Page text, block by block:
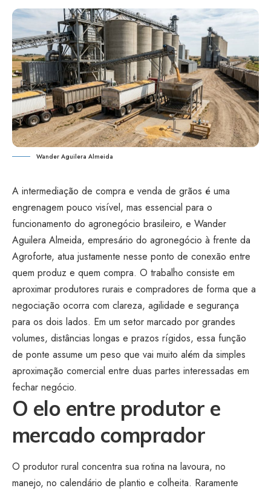
Wander Aguilera Almeida
A intermediação de compra e venda de grãos é uma
engrenagem pouco visível, mas essencial para o
funcionamento do agronegócio brasileiro, e Wander
Aguilera Almeida, empresário do agronegócio à frente da
Agroforte, atua justamente nesse ponto de conexão entre
quem produz e quem compra. O trabalho consiste em
aproximar produtores rurais e compradores de forma que a
negociação ocorra com clareza, agilidade e segurança
para os dois lados. Em um setor marcado por grandes
volumes, distâncias longas e prazos rígidos, essa função
de ponte assume um peso que vai muito além da simples
aproximação comercial entre duas partes interessadas em
fechar negócio.
O elo entre produtor e
mercado comprador
O produtor rural concentra sua rotina na lavoura, no
manejo, no calendário de plantio e colheita. Raramente